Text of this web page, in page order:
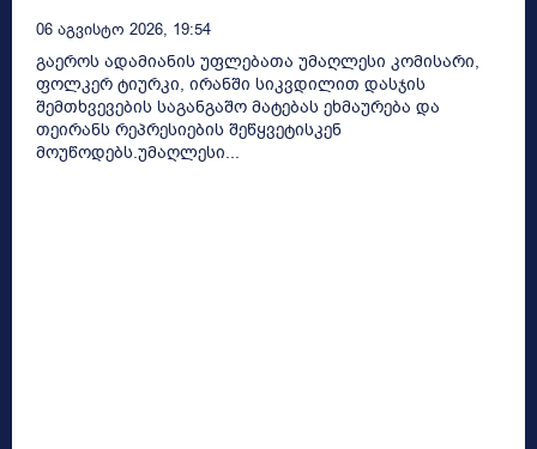
06 Აგვისტო 2026, 19:54
გაეროს ადამიანის უფლებათა უმაღლესი კომისარი,
ფოლკერ ტიურკი, ირანში სიკვდილით დასჯის
შემთხვევების საგანგაშო მატებას ეხმაურება და
თეირანს რეპრესიების შეწყვეტისკენ
მოუწოდებს.უმაღლესი...